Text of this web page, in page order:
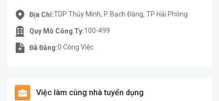
Địa Chỉ:TDP Thủy Minh, P. Bạch Đằng, TP Hải Phòng
Quy Mô Công Ty:100-499
Đã Đăng:0 Công Việc.
Việc làm cùng nhà tuyển dụng